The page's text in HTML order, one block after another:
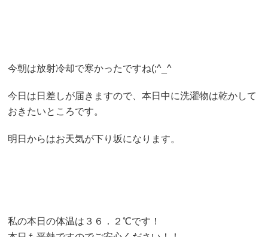
今朝は放射冷却で寒かったですね(;^_^
今日は日差しが届きますので、本日中に洗濯物は乾かして
おきたいところです。
明日からはお天気が下り坂になります。
私の本日の体温は３６．２℃です！